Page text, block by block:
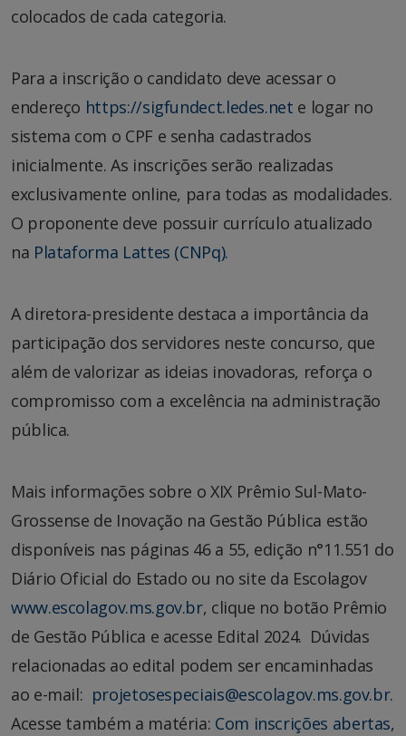
colocados de cada categoria.
Para a inscrição o candidato deve acessar o
endereço https://sigfundect.ledes.net e logar no
sistema com o CPF e senha cadastrados
inicialmente. As inscrições serão realizadas
exclusivamente online, para todas as modalidades.
O proponente deve possuir currículo atualizado
na Plataforma Lattes (CNPq).
A diretora-presidente destaca a importância da
participação dos servidores neste concurso, que
além de valorizar as ideias inovadoras, reforça o
compromisso com a excelência na administração
pública.
Mais informações sobre o XIX Prêmio Sul-Mato-
Grossense de Inovação na Gestão Pública estão
disponíveis nas páginas 46 a 55, edição n°11.551 do
Diário Oficial do Estado ou no site da Escolagov
www.escolagov.ms.gov.br, clique no botão Prêmio
de Gestão Pública e acesse Edital 2024. Dúvidas
relacionadas ao edital podem ser encaminhadas
ao e-mail: projetosespeciais@escolagov.ms.gov.br.
Acesse também a matéria: Com inscrições abertas,